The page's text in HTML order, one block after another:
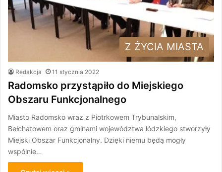
Z ŻYCIA MIASTA
Redakcja 11 stycznia 2022
Radomsko przystąpiło do Miejskiego
Obszaru Funkcjonalnego
Miasto Radomsko wraz z Piotrkowem Trybunalskim,
Bełchatowem oraz gminami województwa łódzkiego stworzyły
Miejski Obszar Funkcjonalny. Dzięki niemu będą mogły
wspólnie…